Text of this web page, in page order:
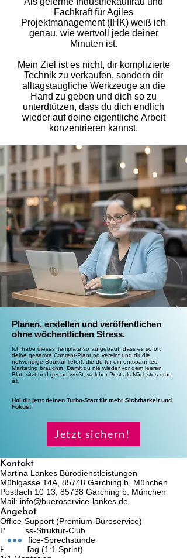
Fachkraft für Agiles
Projektmanagement (IHK) weiß ich
genau, wie wertvoll jede deiner
Minuten ist.
Mein Ziel ist es nicht, dir komplizierte
Technik zu verkaufen, sondern dir
alltagstaugliche Werkzeuge an die
Hand zu geben und dich so zu
unterdtützen, dass du dich endlich
wieder auf deine eigentliche Arbeit
konzentrieren kannst.
Planen, erstellen und veröffentlichen
ohne wöchentlichen Stress.
Ich habe dieses Template so aufgebaut, dass es sofort
deine gesamte Content-Planung vereint und dir die
notwendige Struktur liefert, die du für ein entspanntes
Marketing brauchst. Damit du nie wieder vor dem leeren
Blatt sitzt und genau weißt, welcher Post als Nächstes dran
ist.
Hol dir jetzt deinen Turbo-Start für mehr Sichtbarkeit und
Fokus!
Jetzt sichern!
Kontakt
Martina Lankes Bürodienstleistungen
Mühlgasse 14A, 85748 Garching b. München
Postfach 10 13, 85738 Garching b. München
Mail: info@bueroservice-lankes.de
Angebot
Office-Support (Premium-Büroservice)
Business-Struktur-Club
SOS Office-Sprechstunde
Fokus-Tag (1:1 Sprint)